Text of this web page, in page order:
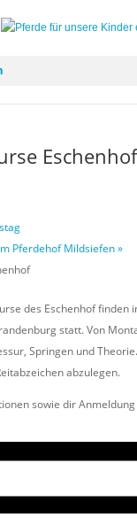
Eschenhof
Pferdehof Mildsiefen»
des Eschenhof finden
statt. Von
Springen und
abzulegen.
sowie dir Anmeldung